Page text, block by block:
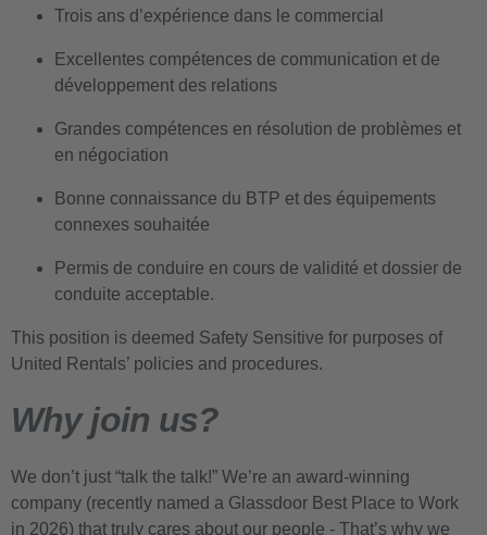
Trois ans d’expérience dans le commercial
Excellentes compétences de communication et de
développement des relations
Grandes compétences en résolution de problèmes et
en négociation
Bonne connaissance du BTP et des équipements
connexes souhaitée
Permis de conduire en cours de validité et dossier de
conduite acceptable.
This position is deemed Safety Sensitive for purposes of
United Rentals’ policies and procedures.
Why join us?
We don’t just “talk the talk!” We’re an award-winning
company (recently named a Glassdoor Best Place to Work
in 2026) that truly cares about our people - That’s why we